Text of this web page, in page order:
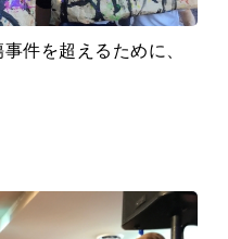
件を超えるために、